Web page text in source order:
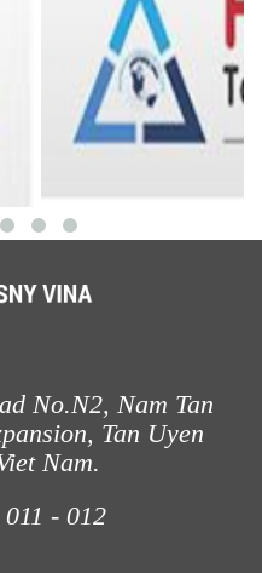
No.N2, Nam Tan
Tan Uyen
Nam.
- 012